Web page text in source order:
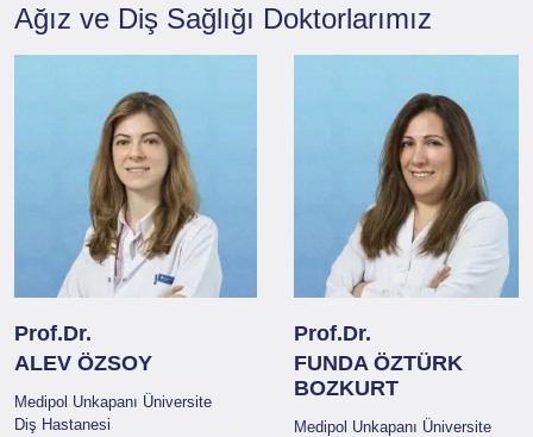
Ağız ve Diş Sağlığı Doktorlarımız
Prof.Dr.
ALEV ÖZSOY
Medipol Unkapanı Üniversite
Diş Hastanesi
Prof.Dr.
FUNDA ÖZTÜRK
BOZKURT
Medipol Unkapanı Üniversite